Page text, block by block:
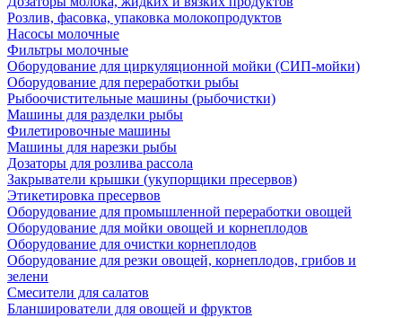
Розлив, фасовка, упаковка молокопродуктов
Насосы молочные
Фильтры молочные
Оборудование для циркуляционной мойки (СИП-мойки)
Оборудование для переработки рыбы
Рыбоочистительные машины (рыбочистки)
Машины для разделки рыбы
Филетировочные машины
Машины для нарезки рыбы
Дозаторы для розлива рассола
Закрыватели крышки (укупорщики пресервов)
Этикетировка пресервов
Оборудование для промышленной переработки овощей
Оборудование для мойки овощей и корнеплодов
Оборудование для очистки корнеплодов
Оборудование для резки овощей, корнеплодов, грибов и
зелени
Смесители для салатов
Бланширователи для овощей и фруктов